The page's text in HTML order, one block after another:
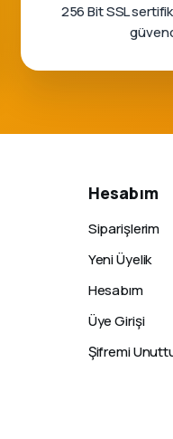
256 Bit SSL
Hesabım
Siparişlerim
Yeni Üyelik
Hesabım
Üye Girişi
Şifremi